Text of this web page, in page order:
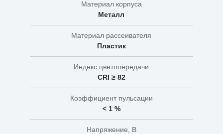
Материал корпуса
Металл
Материал рассеивателя
Пластик
Индекс цветопередачи
CRI ≥ 82
Коэффициент пульсации
< 1 %
Напряжение, В